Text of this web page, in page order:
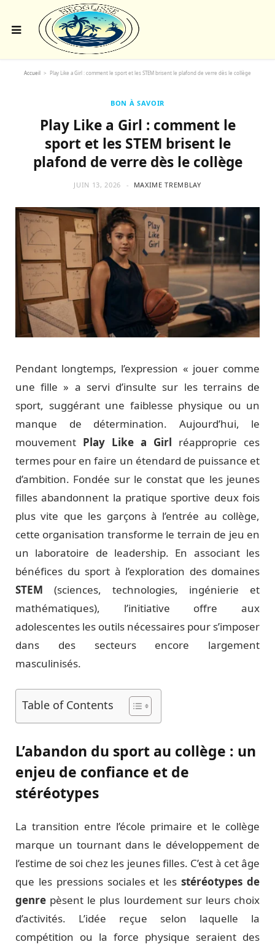
Accueil > Play Like a Girl : comment le sport et les STEM brisent le plafond de verre dès le collège
BON À SAVOIR
Play Like a Girl : comment le
sport et les STEM brisent le
plafond de verre dès le collège
JUIN 13, 2026 MAXIME TREMBLAY
Pendant longtemps, l’expression « jouer comme
une fille » a servi d’insulte sur les terrains de
sport, suggérant une faiblesse physique ou un
manque de détermination. Aujourd’hui, le
mouvement Play Like a Girl réapproprie ces
termes pour en faire un étendard de puissance et
d’ambition. Fondée sur le constat que les jeunes
filles abandonnent la pratique sportive deux fois
plus vite que les garçons à l’entrée au collège,
cette organisation transforme le terrain de jeu en
un laboratoire de leadership. En associant les
bénéfices du sport à l’exploration des domaines
STEM (sciences, technologies, ingénierie et
mathématiques), l’initiative offre aux
adolescentes les outils nécessaires pour s’imposer
dans des secteurs encore largement
masculinisés.
Table of Contents
L’abandon du sport au collège : un
enjeu de confiance et de
stéréotypes
La transition entre l’école primaire et le collège
marque un tournant dans le développement de
l’estime de soi chez les jeunes filles. C’est à cet âge
que les pressions sociales et lesstéréotypes de
genre pèsent le plus lourdement sur leurs choix
d’activités. L’idée reçue selon laquelle la
compétition ou la force physique seraient des